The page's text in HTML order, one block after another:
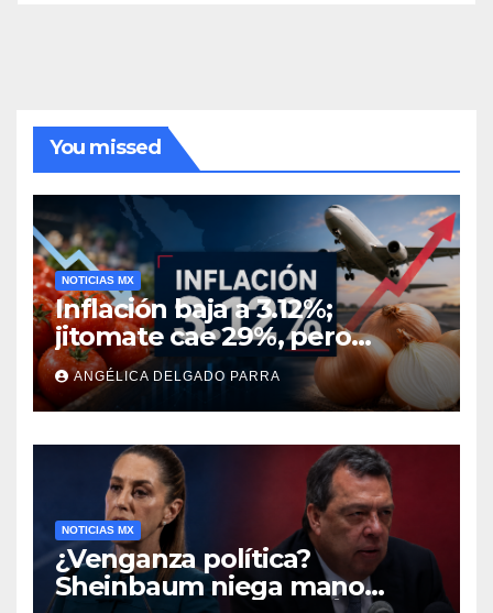
You missed
NOTICIAS MX
Inflación baja a 3.12%;
jitomate cae 29%, pero
cebolla y vuelos se
encarecen
ANGÉLICA DELGADO PARRA
NOTICIAS MX
¿Venganza política?
Sheinbaum niega mano